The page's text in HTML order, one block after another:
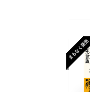
まもなく発売